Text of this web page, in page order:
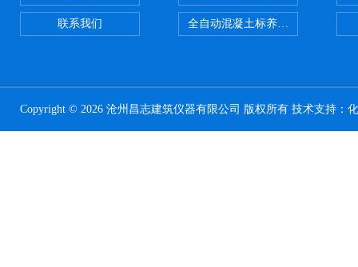
联系我们 全自动混凝土标养室恒温恒湿设备
Copyright © 2026 沧州昌志建筑仪器有限公司 版权所有 技术支持：